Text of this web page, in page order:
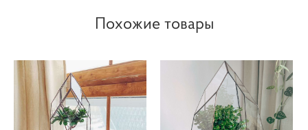
Похожие товары